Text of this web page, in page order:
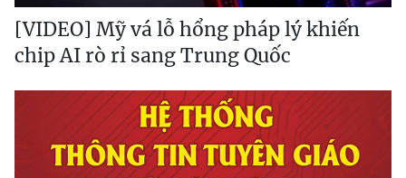
[VIDEO] Mỹ vá lỗ hổng pháp lý khiến
chip AI rò rỉ sang Trung Quốc